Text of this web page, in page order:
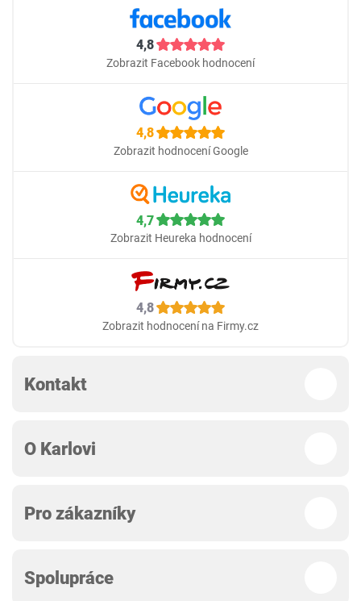
4,8
Zobrazit Facebook hodnocení
4,8
Zobrazit hodnocení Google
4,7
Zobrazit Heureka hodnocení
4,8
Zobrazit hodnocení na Firmy.cz
Kontakt
O Karlovi
Pro zákazníky
Spolupráce